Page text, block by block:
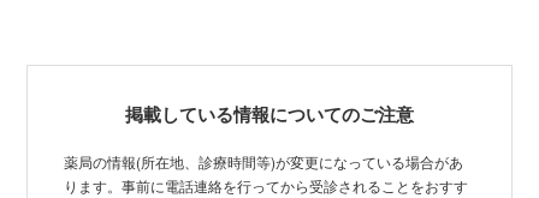
掲載している情報についてのご注意
薬局の情報(所在地、診療時間等)が変更になっている場合があ
ります。事前に電話連絡を行ってから受診されることをおすす